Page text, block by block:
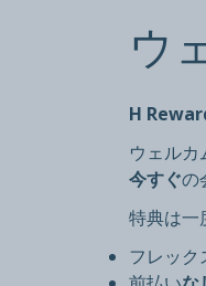
新規入会の
ウ
H
ウェルカ
今すぐの
特典は一
フレック